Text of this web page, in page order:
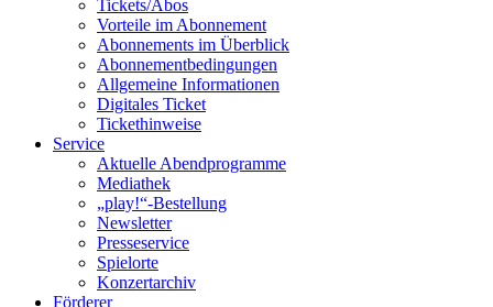
Tickets/Abos
Vorteile im Abonnement
Abonnements im Überblick
Abonnement­bedingungen
Allgemeine Informationen
Digitales Ticket
Ticket­hinweise
Service
Aktuelle Abendprogramme
Mediathek
„play!“-Bestellung
Newsletter
Presseservice
Spielorte
Konzertarchiv
Förderer